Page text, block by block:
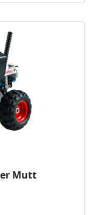
Mutt